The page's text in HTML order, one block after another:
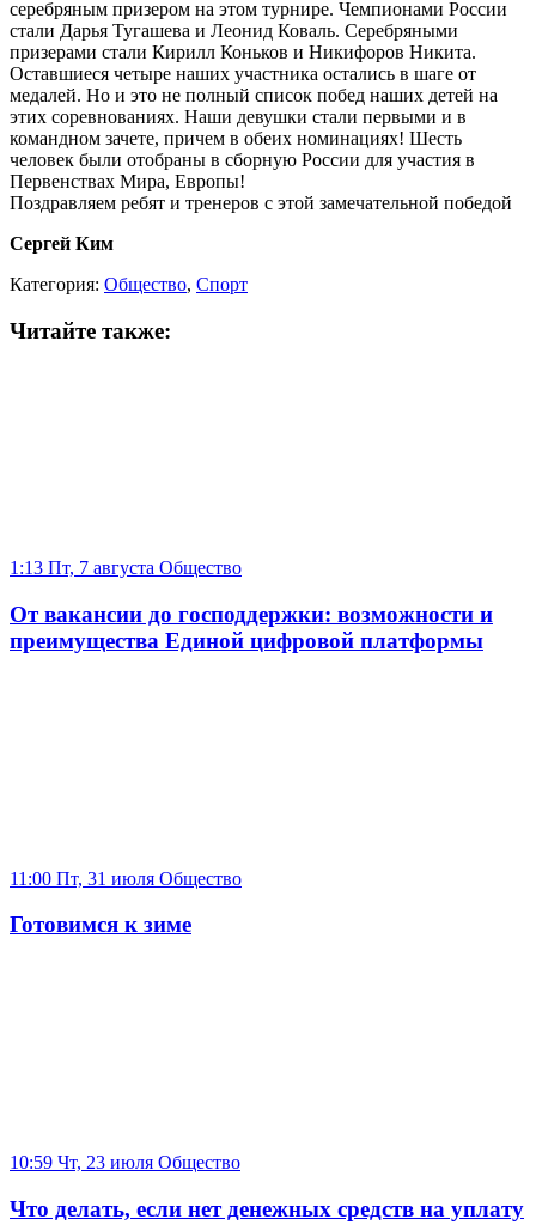
серебряным призером на этом турнире. Чемпионами России
стали Дарья Тугашева и Леонид Коваль. Серебряными
призерами стали Кирилл Коньков и Никифоров Никита.
Оставшиеся четыре наших участника остались в шаге от
медалей. Но и это не полный список побед наших детей на
этих соревнованиях. Наши девушки стали первыми и в
командном зачете, причем в обеих номинациях! Шесть
человек были отобраны в сборную России для участия в
Первенствах Мира, Европы!
Поздравляем ребят и тренеров с этой замечательной победой
Сергей Ким
Категория: Общество, Спорт
Читайте также:
1:13 Пт, 7 августа Общество
От вакансии до господдержки: возможности и
преимущества Единой цифровой платформы
11:00 Пт, 31 июля Общество
Готовимся к зиме
10:59 Чт, 23 июля Общество
Что делать, если нет денежных средств на уплату